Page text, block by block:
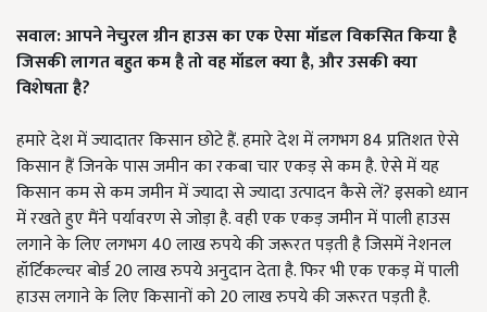
सवाल: आपने नेचुरल ग्रीन हाउस का एक ऐसा मॉडल विकसित किया है
जिसकी लागत बहुत कम है तो वह मॉडल क्या है, और उसकी क्या
विशेषता है?
हमारे देश में ज्यादातर किसान छोटे हैं. हमारे देश में लगभग 84 प्रतिशत ऐसे
किसान हैं जिनके पास जमीन का रकबा चार एकड़ से कम है. ऐसे में यह
किसान कम से कम जमीन में ज्यादा से ज्यादा उत्पादन कैसे लें? इसको ध्यान
में रखते हुए मैंने पर्यावरण से जोड़ा है. वही एक एकड़ जमीन में पाली हाउस
लगाने के लिए लगभग 40 लाख रुपये की जरूरत पड़ती है जिसमें नेशनल
हॉर्टिकल्चर बोर्ड 20 लाख रुपये अनुदान देता है. फिर भी एक एकड़ में पाली
हाउस लगाने के लिए किसानों को 20 लाख रुपये की जरूरत पड़ती है.